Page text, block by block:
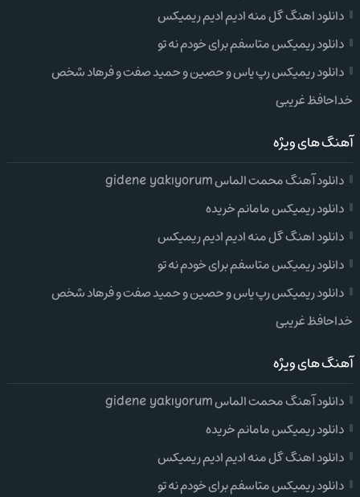
دانلود اهنگ گل منه ادیم ادیم ریمیکس
دانلود ریمیکس متاسفم برای خودم نه تو
دانلود ریمیکس رپ یاس و حصین و حمید صفت و فرهاد شخص
خداحافظ غریبی
آهنگ های ویژه
دانلود آهنگ محمت الماس gidene yakıyorum
دانلود ریمیکس مامانم خریده
دانلود اهنگ گل منه ادیم ادیم ریمیکس
دانلود ریمیکس متاسفم برای خودم نه تو
دانلود ریمیکس رپ یاس و حصین و حمید صفت و فرهاد شخص
خداحافظ غریبی
آهنگ های ویژه
دانلود آهنگ محمت الماس gidene yakıyorum
دانلود ریمیکس مامانم خریده
دانلود اهنگ گل منه ادیم ادیم ریمیکس
دانلود ریمیکس متاسفم برای خودم نه تو